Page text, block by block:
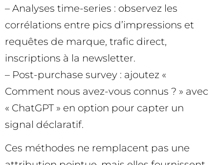
– Analyses time-series : observez les
corrélations entre pics d’impressions et
requêtes de marque, trafic direct,
inscriptions à la newsletter.
– Post-purchase survey : ajoutez «
Comment nous avez-vous connus ? » avec
« ChatGPT » en option pour capter un
signal déclaratif.
Ces méthodes ne remplacent pas une